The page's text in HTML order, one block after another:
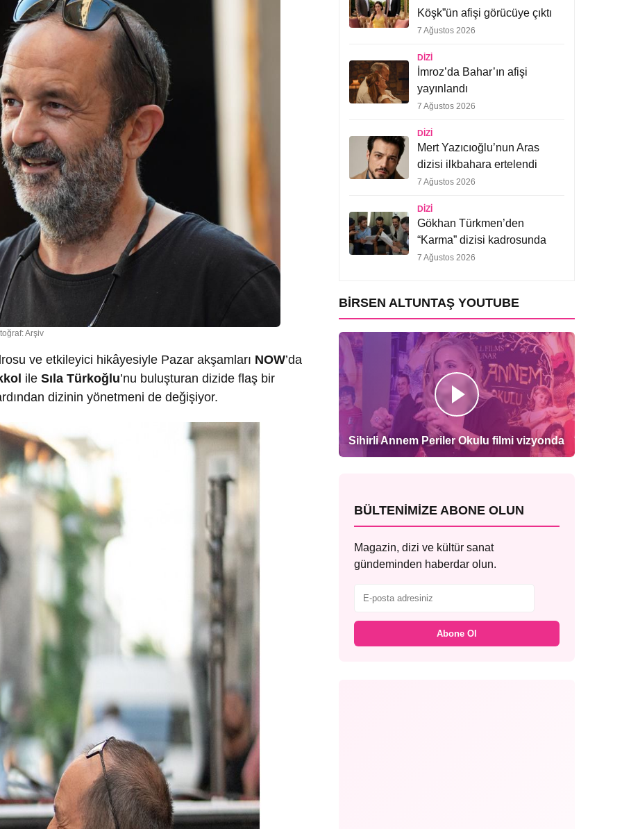
Arşiv
ve etkileyici hikâyesiyle Pazar akşamları NOW’da
ile Sıla Türkoğlu’nu buluşturan dizide flaş bir
dizinin yönetmeni de değişiyor.
Köşk”ün afişi görücüye çıktı
7 Ağustos 2026
DIZI
İmroz’da Bahar’ın afişi
yayınlandı
7 Ağustos 2026
DIZI
Mert Yazıcıoğlu’nun Aras
dizisi ilkbahara ertelendi
7 Ağustos 2026
DIZI
Gökhan Türkmen’den
“Karma” dizisi kadrosunda
7 Ağustos 2026
BIRSEN ALTUNTAŞ YOUTUBE
Sihirli Annem Periler Okulu filmi vizyonda
BÜLTENIMIZE ABONE OLUN
Magazin, dizi ve kültür sanat
gündeminden haberdar olun.
Abone Ol